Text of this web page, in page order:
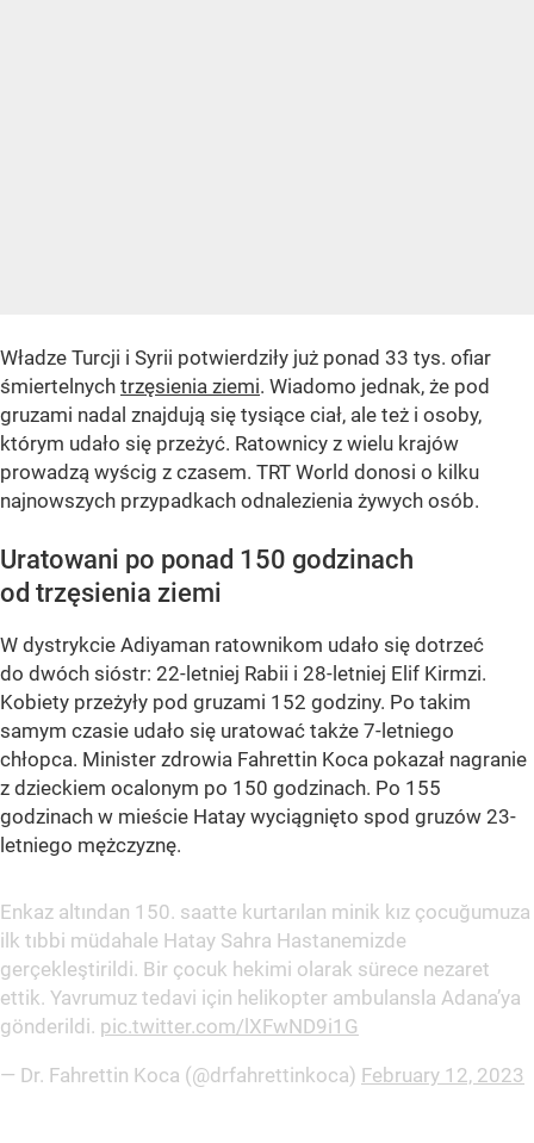
Władze Turcji i Syrii potwierdziły już ponad 33 tys. ofiar
śmiertelnych trzęsienia ziemi. Wiadomo jednak, że pod
gruzami nadal znajdują się tysiące ciał, ale też i osoby,
którym udało się przeżyć. Ratownicy z wielu krajów
prowadzą wyścig z czasem. TRT World donosi o kilku
najnowszych przypadkach odnalezienia żywych osób.
Uratowani po ponad 150 godzinach
od trzęsienia ziemi
W dystrykcie Adiyaman ratownikom udało się dotrzeć
do dwóch sióstr: 22-letniej Rabii i 28-letniej Elif Kirmzi.
Kobiety przeżyły pod gruzami 152 godziny. Po takim
samym czasie udało się uratować także 7-letniego
chłopca. Minister zdrowia Fahrettin Koca pokazał nagranie
z dzieckiem ocalonym po 150 godzinach. Po 155
godzinach w mieście Hatay wyciągnięto spod gruzów 23-
letniego mężczyznę.
Enkaz altından 150. saatte kurtarılan minik kız çocuğumuza
ilk tıbbi müdahale Hatay Sahra Hastanemizde
gerçekleştirildi. Bir çocuk hekimi olarak sürece nezaret
ettik. Yavrumuz tedavi için helikopter ambulansla Adana’ya
gönderildi. pic.twitter.com/lXFwND9i1G
— Dr. Fahrettin Koca (@drfahrettinkoca) February 12, 2023